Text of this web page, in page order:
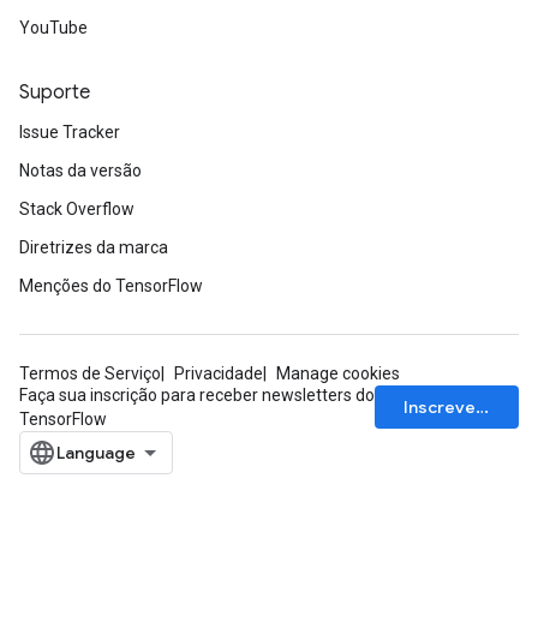
YouTube
Suporte
Issue Tracker
Notas da versão
Stack Overflow
Diretrizes da marca
Menções do TensorFlow
Termos de Serviço Privacidade
Manage cookies
Faça sua inscrição para receber newsletters do
TensorFlow
Inscrever-se